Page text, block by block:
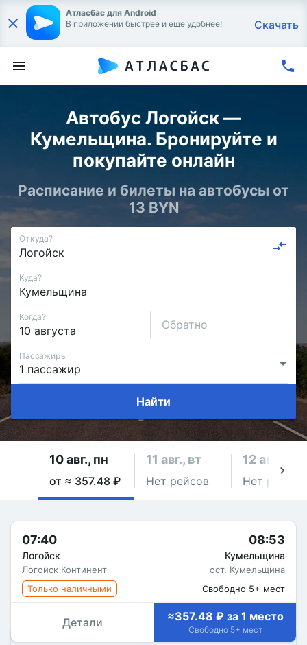
Атласбас для Android
В приложении быстрее и еще удобнее!
Скачать
Автобус Логойск —
Кумельщина. Бронируйте и
покупайте онлайн
Расписание и билеты на автобусы от
13 BYN
Откуда?
Куда?
Когда?
Обратно
Пассажиры
Найти
10 авг., пн
от ≈ 357.48 ₽
11 авг., вт
Нет рейсов
12 авг., ср
Нет рейсов
07:40
Логойск
Логойск Континент
08:53
Кумельщина
ост. Кумельщина
Только наличными
Свободно 5+ мест
Детали ≈357.48 ₽ за 1 место
Свободно 5+ мест